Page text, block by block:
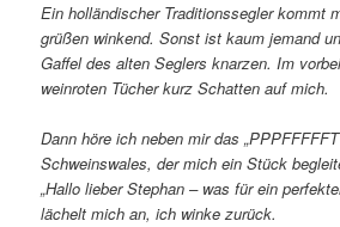
Ein holländischer Traditionssegler kommt
grüßen winkend. Sonst ist kaum jemand
Gaffel des alten Seglers knarzen. Im
weinroten Tücher kurz Schatten auf mich.
Dann höre ich neben mir das
Schweinswales, der mich ein Stück
„Hallo lieber Stephan – was für ein
lächelt mich an, ich winke zurück.